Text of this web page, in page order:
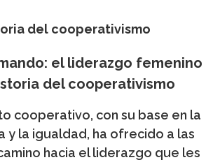
del cooperativismo
el liderazgo femenino
del cooperativismo
cooperativo, con su base en la
y la igualdad, ha ofrecido a las
hacia el liderazgo que les